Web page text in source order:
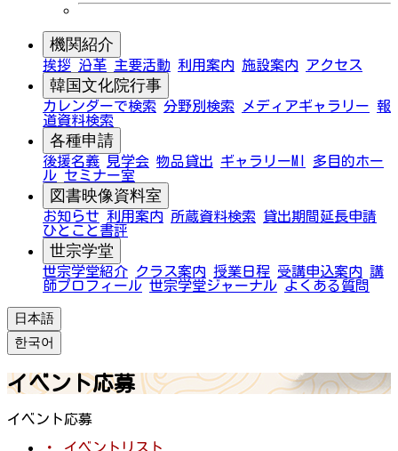
機関紹介
挨拶 沿革 主要活動 利用案内 施設案内 アクセス
韓国文化院行事
カレンダーで検索 分野別検索 メディアギャラリー 報
道資料検索
各種申請
後援名義 見学会 物品貸出 ギャラリーMI
多目的ホー
ル セミナー室
図書映像資料室
お知らせ 利用案内 所蔵資料検索
貸出期間延長申請
ひとこと書評
世宗学堂
世宗学堂紹介 クラス案内 授業日程 受講申込案内 講
師プロフィール 世宗学堂ジャーナル よくある質問
日本語
한국어
イベント応募
イベント応募
・ イベントリスト